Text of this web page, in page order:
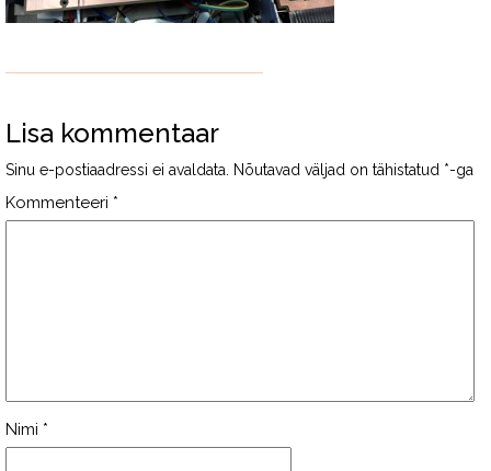
Lisa kommentaar
Sinu e-postiaadressi ei avaldata. Nõutavad väljad on tähistatud *-ga
Kommenteeri *
Nimi *